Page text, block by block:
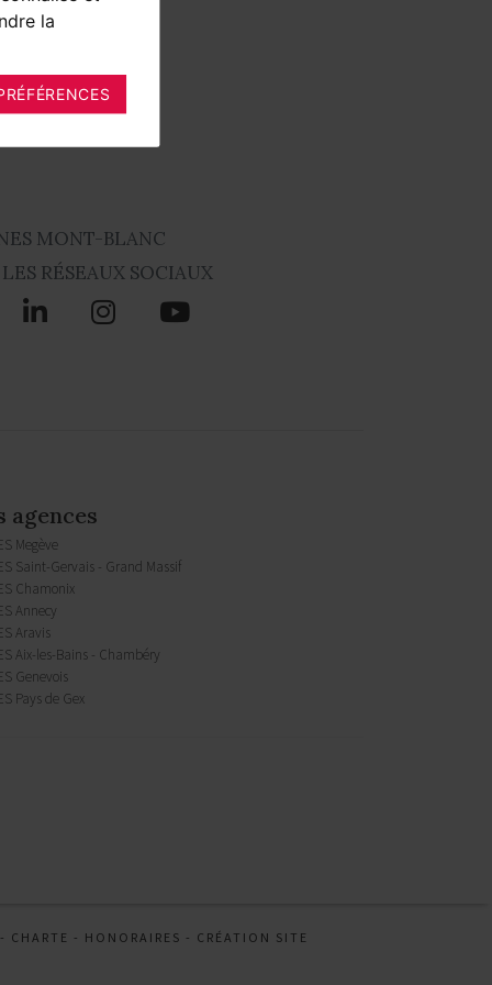
la
MONT-BLANC
LES RÉSEAUX SOCIAUX
agences
Megève
Saint-Gervais - Grand Massif
Chamonix
Annecy
Aravis
Aix-les-Bains - Chambéry
Genevois
Pays de Gex
- CHARTE - HONORAIRES - CRÉATION SITE